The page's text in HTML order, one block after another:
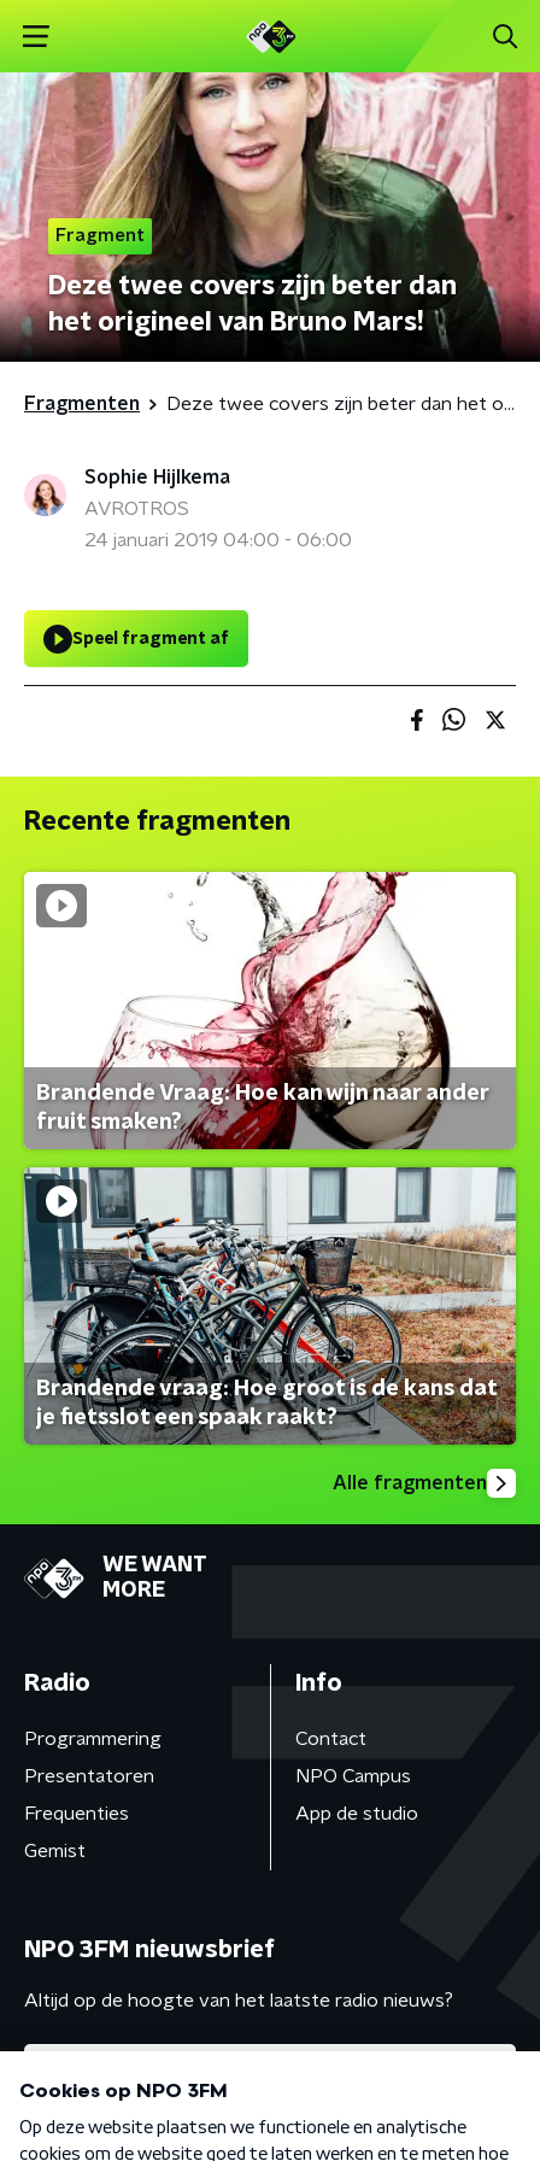
Fragment
Deze twee covers zijn beter dan
het origineel van Bruno Mars!
Fragmenten Deze twee covers zijn beter dan het origineel van Bruno Mars!
Sophie Hijlkema
AVROTROS
24 januari 2019 04:00 - 06:00
Speel fragment af
Recente fragmenten
Brandende Vraag: Hoe kan wijn naar ander
fruit smaken?
Brandende vraag: Hoe groot is de kans dat
je fietsslot een spaak raakt?
Alle fragmenten
WE WANT
MORE
Radio
Programmering
Presentatoren
Frequenties
Gemist
Info
Contact
NPO Campus
App de studio
NPO 3FM nieuwsbrief
Altijd op de hoogte van het laatste radio nieuws?